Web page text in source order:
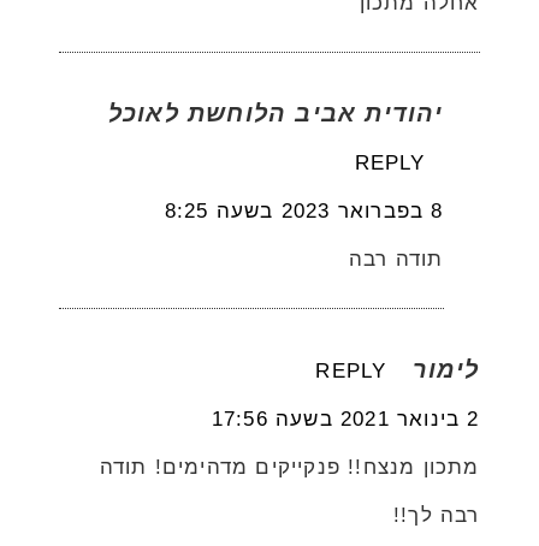
יהודית אביב הלוחשת לאוכל
REPLY
8 בפברואר 2023 בשעה 8:25
תודה רבה
לימור REPLY
2 בינואר 2021 בשעה 17:56
מתכון מנצח!! פנקייקים מדהימים! תודה
רבה לך!!